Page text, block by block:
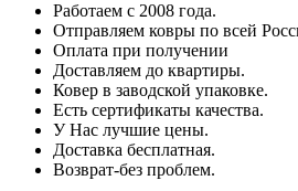
Работаем с 2008 года.
Отправляем ковры по всей
Оплата при получении
Доставляем до квартиры.
Ковер в заводской упаковке.
Есть сертификаты качества.
У Нас лучшие цены.
Доставка бесплатная.
Возврат-без проблем.